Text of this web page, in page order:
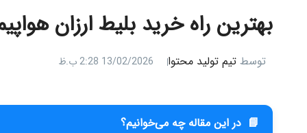
بهترین راه خرید بلیط ارزان
توسط تیم تولید محتوا 13/02/2026 2:28 ب.ظ
📘 در این مقاله چه می‌خوانیم؟